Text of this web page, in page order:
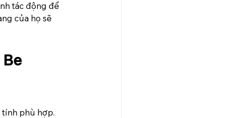
tác động để
của họ sẽ
phù hợp.